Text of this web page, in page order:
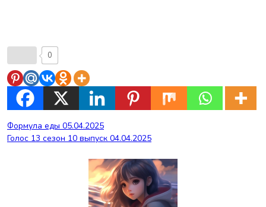
0
Навигация
по
Формула еды 05.04.2025
Голос 13 сезон 10 выпуск 04.04.2025